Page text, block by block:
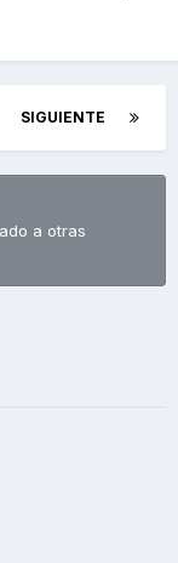
SIGUIENTE
a otras